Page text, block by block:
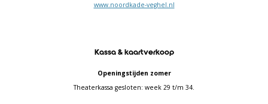
www.noordkade-veghel.nl
Kassa & kaartverkoop
Openingstijden zomer
Theaterkassa gesloten: week 29 t/m 34.